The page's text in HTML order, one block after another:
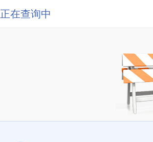
正在查询中